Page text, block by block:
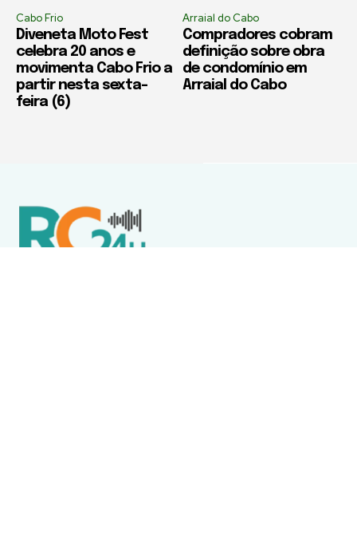
Cabo Frio
Diveneta Moto Fest
celebra 20 anos e
movimenta Cabo Frio a
partir nesta sexta-
feira (6)
Arraial do Cabo
Compradores cobram
definição sobre obra
de condomínio em
Arraial do Cabo